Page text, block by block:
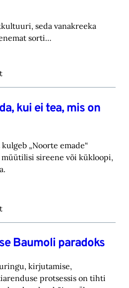
seda vanakreeka
sorti…
kui ei tea, mis on
„Noorte emade“
sireene või kük‎loopi,
Baumoli paradoks
kirjutamise,
protsessis on tihti